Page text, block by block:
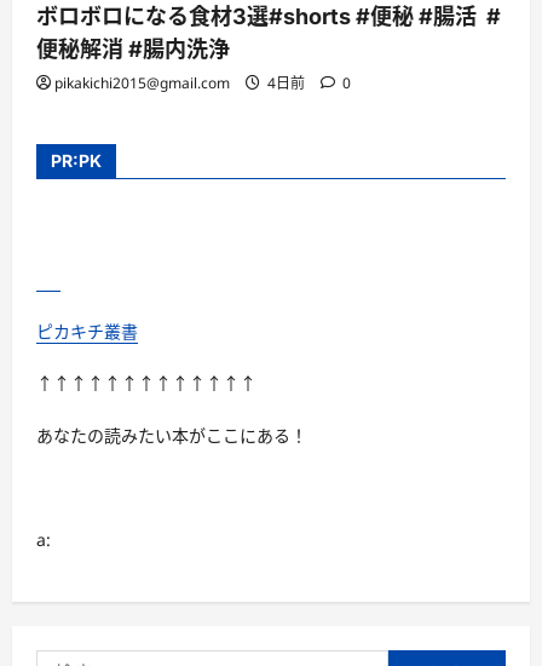
ボロボロになる食材3選#shorts #便秘 #腸活 #
便秘解消 #腸内洗浄
pikakichi2015@gmail.com 4日前 0
PR:PK
ピカキチ叢書
↑↑↑↑↑↑↑↑↑↑↑↑↑
あなたの読みたい本がここにある！
a: